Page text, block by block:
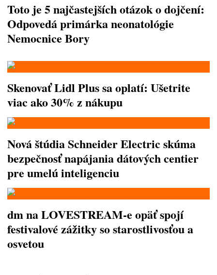
Toto je 5 najčastejších otázok o dojčení:
Odpovedá primárka neonatológie
Nemocnice Bory
Skenovať Lidl Plus sa oplatí: Ušetrite
viac ako 30% z nákupu
Nová štúdia Schneider Electric skúma
bezpečnosť napájania dátových centier
pre umelú inteligenciu
dm na LOVESTREAM-e opäť spojí
festivalové zážitky so starostlivosťou a
osvetou